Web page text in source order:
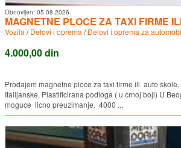
Obnovljen: 05.08.2026.
MAGNETNE PLOCE ZA TAXI FIRME
Vozila /Delovi i oprema /Delovi i oprema za
4.000,00 din
Prodajem magnetne ploce za taxi firme ili auto
Italijanske, Plastificirana podloga ( u crnoj boji) U
moguce licno preuzimanje. 4000 ...